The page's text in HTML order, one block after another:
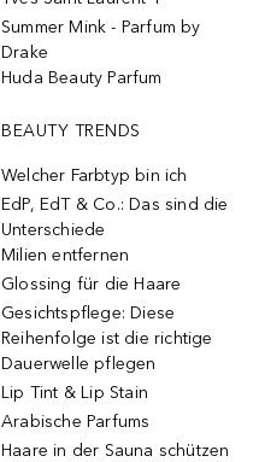
Summer Mink - Parfum by
Drake
Huda Beauty Parfum
BEAUTY TRENDS
Welcher Farbtyp bin ich
EdP, EdT & Co.: Das sind die
Unterschiede
Milien entfernen
Glossing für die Haare
Gesichtspflege: Diese
Reihenfolge ist die richtige
Dauerwelle pflegen
Lip Tint & Lip Stain
Arabische Parfums
Haare in der Sauna schützen